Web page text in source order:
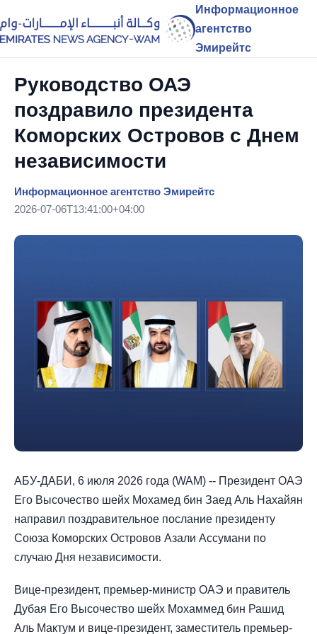
Информационное
агентство
Эмирейтс
Руководство ОАЭ
поздравило президента
Коморских Островов с Днем
независимости
Информационное агентство Эмирейтс
2026-07-06T13:41:00+04:00
АБУ-ДАБИ, 6 июля 2026 года (WAM) -- Президент ОАЭ
Его Высочество шейх Мохамед бин Заед Аль Нахайян
направил поздравительное послание президенту
Союза Коморских Островов Азали Ассумани по
случаю Дня независимости.
Вице-президент, премьер-министр ОАЭ и правитель
Дубая Его Высочество шейх Мохаммед бин Рашид
Аль Мактум и вице-президент, заместитель премьер-